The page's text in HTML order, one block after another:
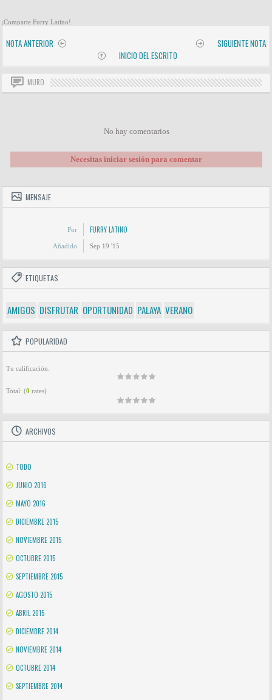
¡Comparte Furry Latino!
NOTA ANTERIOR
SIGUIENTE NOTA
INICIO DEL ESCRITO
MURO
No hay comentarios
Necesitas iniciar sesión para comentar
MENSAJE
Por FURRY LATINO
Añadido Sep 19 '15
ETIQUETAS
AMIGOS DISFRUTAR OPORTUNIDAD PALAYA VERANO
POPULARIDAD
Tu calificación:
Total: (0 rates)
ARCHIVOS
TODO
JUNIO 2016
MAYO 2016
DICIEMBRE 2015
NOVIEMBRE 2015
OCTUBRE 2015
SEPTIEMBRE 2015
AGOSTO 2015
ABRIL 2015
DICIEMBRE 2014
NOVIEMBRE 2014
OCTUBRE 2014
SEPTIEMBRE 2014